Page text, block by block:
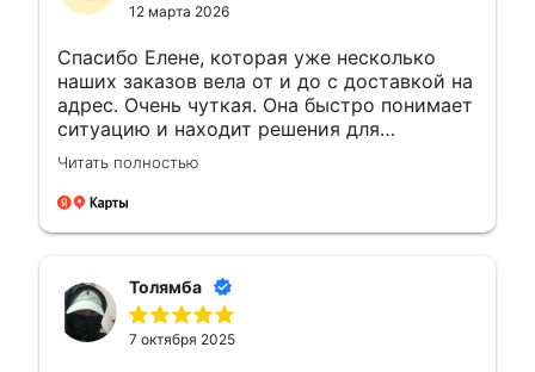
12 марта 2026
Спасибо Елене, которая уже несколько
наших заказов вела от и до с доставкой на
адрес. Очень чуткая. Она быстро понимает
ситуацию и находит решения для
возникающих вопросов.Это заслуживает
уважения. Будущие компании с такими
сотрудниками всегда на высоте будут
Читать полностью
Толямба
7 октября 2025